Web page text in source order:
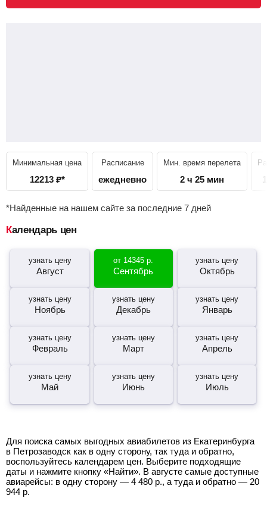
Минимальная цена
12213 ₽*
Расписание
ежедневно
Мин. время перелета
2 ч 25 мин
*Найденные на нашем сайте за последние 7 дней
Календарь цен
узнать цену
Август
от 14345 р.
Сентябрь
узнать цену
Октябрь
узнать цену
Ноябрь
узнать цену
Декабрь
узнать цену
Январь
узнать цену
Февраль
узнать цену
Март
узнать цену
Апрель
узнать цену
Май
узнать цену
Июнь
узнать цену
Июль
Для поиска самых выгодных авиабилетов из Екатеринбурга
в Петрозаводск как в одну сторону, так туда и обратно,
воспользуйтесь календарем цен. Выберите подходящие
даты и нажмите кнопку «Найти». В августе самые доступные
авиарейсы: в одну сторону — 4 480 р., а туда и обратно — 20
944 р.